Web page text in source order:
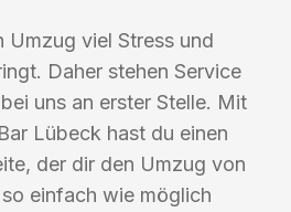
Umzug viel Stress und
Daher stehen Service
uns an erster Stelle. Mit
Lübeck hast du einen
der dir den Umzug von
einfach wie möglich